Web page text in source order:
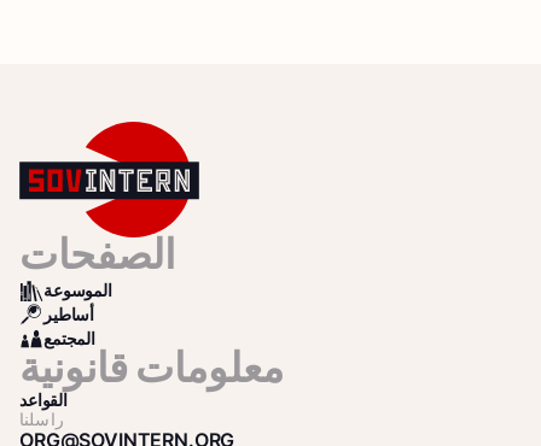
الصفحات
BOOKS
الموسوعة
SEARCH
أساطير
COMMUNITY
المجتمع
معلومات قانونية
القواعد
راسلنا
ORG@SOVINTERN.ORG